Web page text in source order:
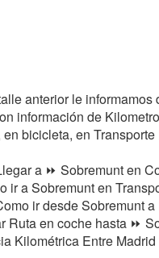
anterior le
información de
en bicicleta, en
a ⏩ Sobremunt en
ir a Sobremunt en
ir desde Sobremunt
Ruta en coche hasta ⏩
Kilométrica Entre